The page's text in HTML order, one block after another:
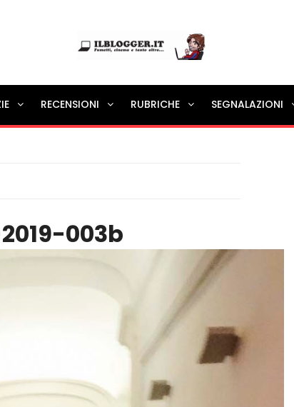
Ilblogger.it
Il portalino di blog |
RECENSIONI RUBRICHE SEGNALAZIONI
003b